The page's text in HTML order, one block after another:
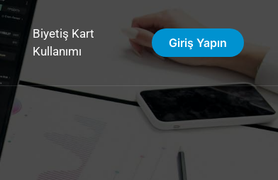
Biyetiş Kart
Kullanımı
Giriş Yapın